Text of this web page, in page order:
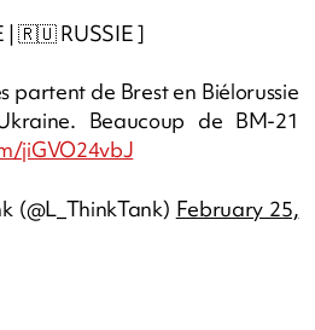
| 🇷🇺 RUSSIE ]
partent de Brest en Biélorussie
Beaucoup de BM-21
jiGVO24vbJ
(@L_ThinkTank) February 25,